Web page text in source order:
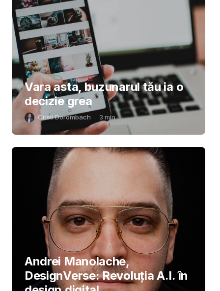
Vara asta, buzunarul tău ia o
decizie grea
Cristi Dorombach 3 min
Andrei Manolache,
DesignVerse: Revoluția A.I. în